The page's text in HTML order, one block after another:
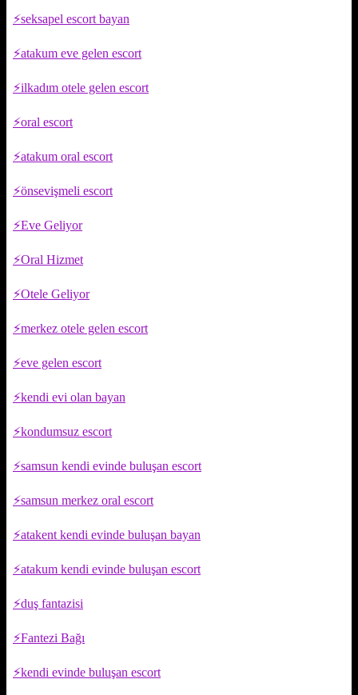
seksapel escort bayan
atakum eve gelen escort
ilkadım otele gelen escort
oral escort
atakum oral escort
önsevişmeli escort
Eve Geliyor
Oral Hizmet
Otele Geliyor
merkez otele gelen escort
eve gelen escort
kendi evi olan bayan
kondumsuz escort
samsun kendi evinde buluşan escort
samsun merkez oral escort
atakent kendi evinde buluşan bayan
atakum kendi evinde buluşan escort
duş fantazisi
Fantezi Bağı
kendi evinde buluşan escort